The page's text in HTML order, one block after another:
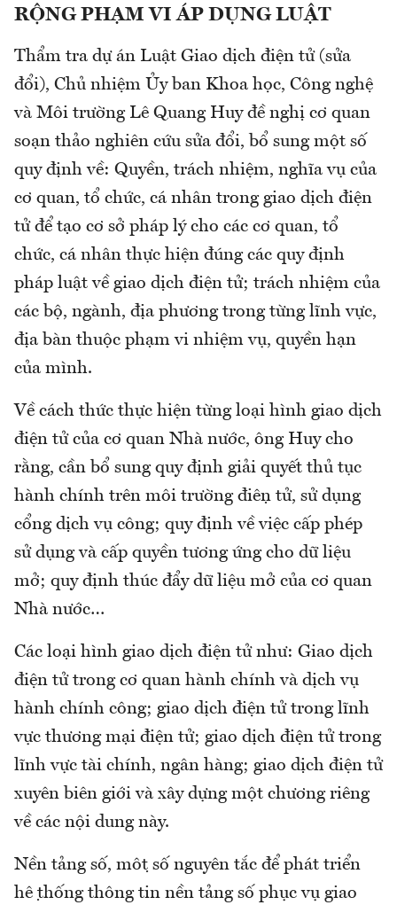
RỘNG PHẠM VI ÁP DỤNG LUẬT
Thẩm tra dự án Luật Giao dịch điện tử (sửa
đổi), Chủ nhiệm Ủy ban Khoa học, Công nghệ
và Môi trường Lê Quang Huy đề nghị cơ quan
soạn thảo nghiên cứu sửa đổi, bổ sung một số
quy định về: Quyền, trách nhiệm, nghĩa vụ của
cơ quan, tổ chức, cá nhân trong giao dịch điện
tử để tạo cơ sở pháp lý cho các cơ quan, tổ
chức, cá nhân thực hiện đúng các quy định
pháp luật về giao dịch điện tử; trách nhiệm của
các bộ, ngành, địa phương trong từng lĩnh vực,
địa bàn thuộc phạm vi nhiệm vụ, quyền hạn
của mình.
Về cách thức thực hiện từng loại hình giao dịch
điện tử của cơ quan Nhà nước, ông Huy cho
rằng, cần bổ sung quy định giải quyết thủ tục
hành chính trên môi trường điện tử, sử dụng
cổng dịch vụ công; quy định về việc cấp phép
sử dụng và cấp quyền tương ứng cho dữ liệu
mở; quy định thúc đẩy dữ liệu mở của cơ quan
Nhà nước…
Các loại hình giao dịch điện tử như: Giao dịch
điện tử trong cơ quan hành chính và dịch vụ
hành chính công; giao dịch điện tử trong lĩnh
vực thương mại điện tử; giao dịch điện tử trong
lĩnh vực tài chính, ngân hàng; giao dịch điện tử
xuyên biên giới và xây dựng một chương riêng
về các nội dung này.
Nền tảng số, một số nguyên tắc để phát triển
hệ thống thông tin nền tảng số phục vụ giao